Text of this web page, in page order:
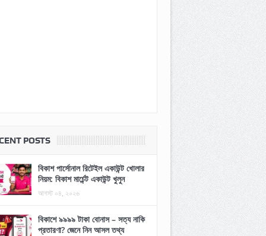
POSTS
বিকাশ পার্সোনাল রিটেইল একাউন্ট খোলার
নিয়ম: বিকাশ মার্চেন্ট একাউন্ট খুলুন
আগস্ট ০৪, ২০২৬
বিকাশে ৯৯৯৯ টাকা বোনাস – সত্য নাকি
প্রতারণা? জেনে নিন আসল তথ্য